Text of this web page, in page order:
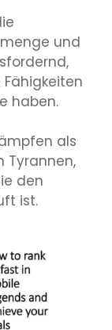
und
haben.
als
Tyrannen,
den
ist.